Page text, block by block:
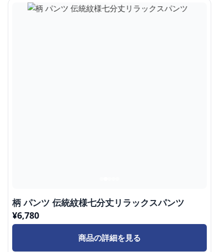
柄 パンツ 伝統紋様七分丈リラックスパンツ
¥6,780
商品の詳細を見る